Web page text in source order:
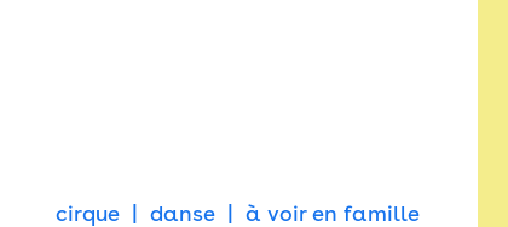
cirque danse à voir en famille